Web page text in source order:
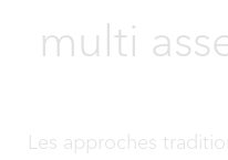
multi
Les approches